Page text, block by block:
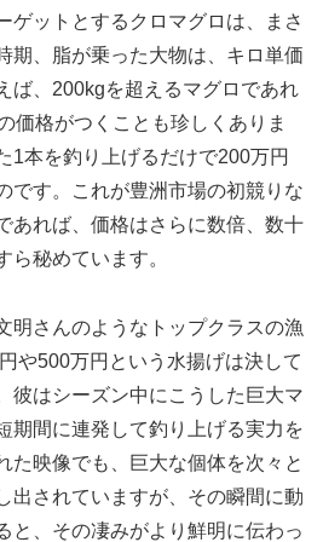
ゲットとするクロマグロは、まさ
期、脂が乗った大物は、キロ単価
ば、200kgを超えるマグロであれ
価格がつくことも珍しくありま
1本を釣り上げるだけで200万円
です。これが豊洲市場の初競りな
あれば、価格はさらに数倍、数十
ら秘めています。
明さんのようなトップクラスの漁
や500万円という水揚げは決して
彼はシーズン中にこうした巨大マ
期間に連発して釣り上げる実力を
た映像でも、巨大な個体を次々と
出されていますが、その瞬間に動
と、その凄みがより鮮明に伝わっ